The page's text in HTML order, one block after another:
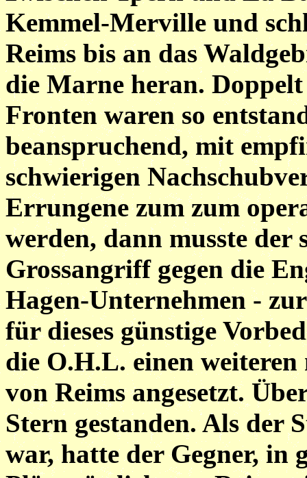
Kemmel-Merville und
Reims bis an das
die Marne heran.
Fronten waren so
beanspruchend, mit
schwierigen
Errungene zum zum
werden, dann musste der
Grossangriff gegen die
Hagen-Unternehmen -
für dieses günstige
die O.H.L. einen weiteren
von Reims angesetzt.
Stern gestanden. Als der
war, hatte der Gegner, in